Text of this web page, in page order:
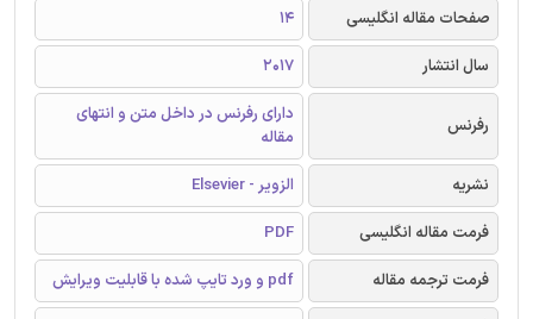
صفحات مقاله انگلیسی
14
سال انتشار
2017
رفرنس
دارای رفرنس در داخل متن و انتهای
مقاله
نشریه
الزویر - Elsevier
فرمت مقاله انگلیسی
PDF
فرمت ترجمه مقاله
pdf و ورد تایپ شده با قابلیت ویرایش